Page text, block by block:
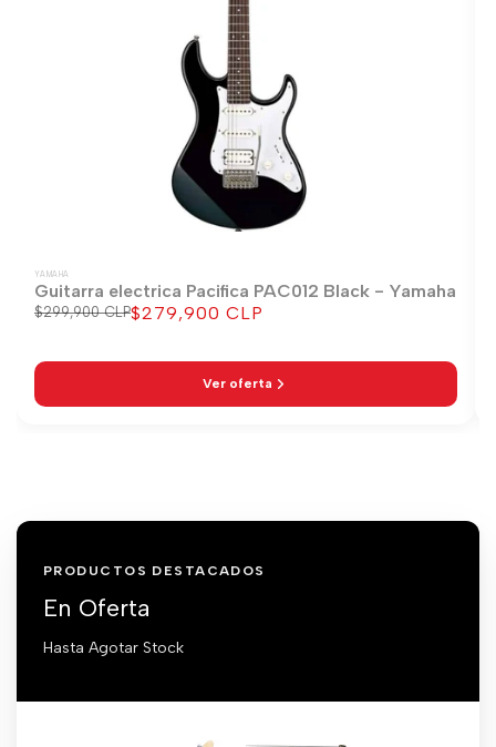
YAMAHA
Guitarra electrica Pacifica PAC012 Black - Yamaha
Precio
$299,900 CLPPrecio
$279,900 CLP
Ver oferta
PRODUCTOS DESTACADOS
En Oferta
Hasta Agotar Stock